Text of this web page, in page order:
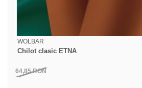
WOLBAR
Chilot clasic ETNA
64,85RON